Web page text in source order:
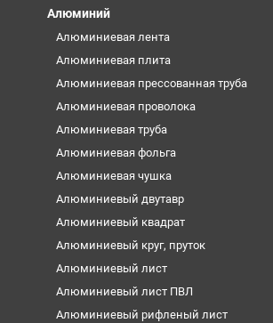
Алюминий
Алюминиевая лента
Алюминиевая плита
Алюминиевая прессованная труба
Алюминиевая проволока
Алюминиевая труба
Алюминиевая фольга
Алюминиевая чушка
Алюминиевый двутавр
Алюминиевый квадрат
Алюминиевый круг, пруток
Алюминиевый лист
Алюминиевый лист ПВЛ
Алюминиевый рифленый лист